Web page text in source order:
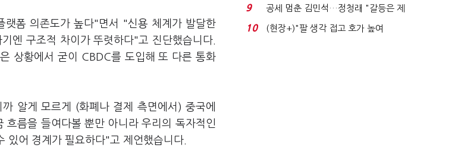
랫폼 의존도가 높다"면서 "신용 체계가 발달한
엔 구조적 차이가 뚜렷하다"고 진단했습니다.
상황에서 굳이 CBDC를 도입해 또 다른 통화
알게 모르게 (화폐나 결제 측면에서) 중국에
름을 들여다볼 뿐만 아니라 우리의 독자적인
있어 경계가 필요하다"고 제언했습니다.
주 최고위원 계파 다...
9
공세 멈춘 김민석…정청래 "갈등은 제
가 수습"
10
(현장+)"팔 생각 접고 호가 높여